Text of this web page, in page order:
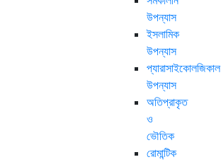
উপন্যাস
ইসলামিক
উপন্যাস
প্যারাসাইকোলজিকাল
উপন্যাস
অতিপ্রাকৃত
ও
ভৌতিক
রোমান্টিক